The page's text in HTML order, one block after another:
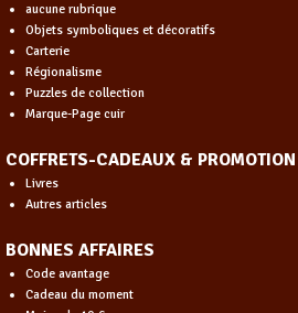
aucune rubrique
Objets symboliques et décoratifs
Carterie
Régionalisme
Puzzles de collection
Marque-Page cuir
COFFRETS-CADEAUX & PROMOTION
Livres
Autres articles
BONNES AFFAIRES
Code avantage
Cadeau du moment